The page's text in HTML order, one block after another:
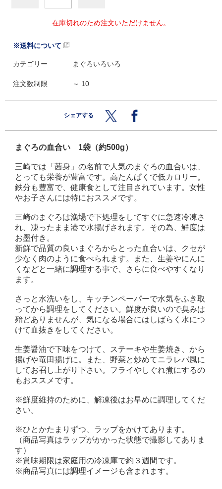
在庫切れのため注文いただけません。
※送料について
カテゴリー まぐろいろいろ
注文数制限 ～ 10
シェアする
まぐろの血合い 1袋（約500g）
三崎では「茜身」の名前で人気のまぐろの血合いは、
とっても栄養が豊富です。高たんぱくで低カロリー。
鉄分も豊富で、健康食として注目されています。女性
やお子さんには特におススメです。
三崎のまぐろは漁場で下処理をしてすぐに急速冷凍さ
れ、凍ったまま港で水揚げされます。その為、鮮度は
お墨付き。
新鮮で品質の良いまぐろからとった血合いは、クセが
少なく肉のように食べられます。また、生姜やにんに
くなどと一緒に調理する事で、さらに食べやすくなり
ます。
さっと水洗いをし、キッチンペーパーで水気をふき取
ってから調理をしてください。鮮度が良いので臭みは
殆どありませんが、気になる場合にはしばらく水につ
けて血抜きをしてください。
生姜醤油で下味をつけて、ステーキや生姜焼き、から
揚げや竜田揚げに。また、野菜と炒めてニラレバ風に
してお召し上がり下さい。フライやしぐれ煮にするの
もおススメです。
※鮮度維持のために、解凍後はお早めに調理してくだ
さい。
※ひとかたまりずつ、ラップをかけてあります。
（商品写真はラップがかかった状態で撮影してありま
す）
※賞味期限は家庭用の冷凍庫で約３週間です。
※商品写真には調理イメージも含まれます。